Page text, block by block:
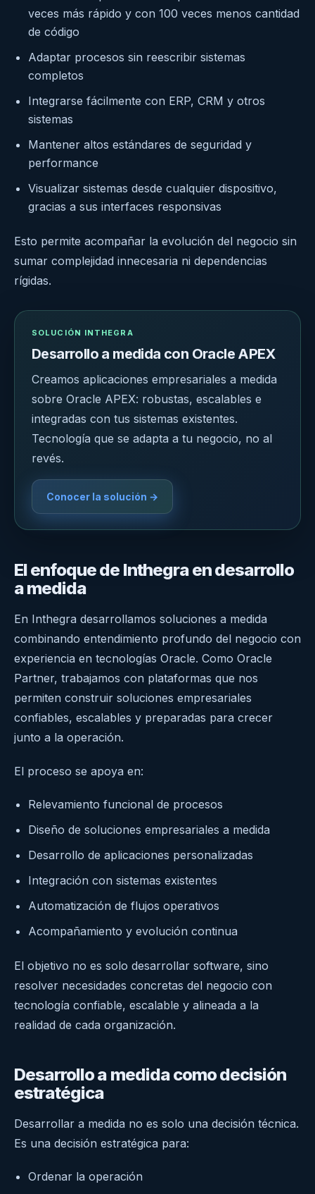
veces más rápido y con 100 veces menos cantidad
de código
Adaptar procesos sin reescribir sistemas
completos
Integrarse fácilmente con ERP, CRM y otros
sistemas
Mantener altos estándares de seguridad y
performance
Visualizar sistemas desde cualquier dispositivo,
gracias a sus interfaces responsivas
Esto permite acompañar la evolución del negocio sin
sumar complejidad innecesaria ni dependencias
rígidas.
SOLUCIÓN INTHEGRA
Desarrollo a medida con Oracle APEX
Creamos aplicaciones empresariales a medida
sobre Oracle APEX: robustas, escalables e
integradas con tus sistemas existentes.
Tecnología que se adapta a tu negocio, no al
revés.
Conocer la solución →
El enfoque de Inthegra en desarrollo
a medida
En Inthegra desarrollamos soluciones a medida
combinando entendimiento profundo del negocio con
experiencia en tecnologías Oracle. Como Oracle
Partner, trabajamos con plataformas que nos
permiten construir soluciones empresariales
confiables, escalables y preparadas para crecer
junto a la operación.
El proceso se apoya en:
Relevamiento funcional de procesos
Diseño de soluciones empresariales a medida
Desarrollo de aplicaciones personalizadas
Integración con sistemas existentes
Automatización de flujos operativos
Acompañamiento y evolución continua
El objetivo no es solo desarrollar software, sino
resolver necesidades concretas del negocio con
tecnología confiable, escalable y alineada a la
realidad de cada organización.
Desarrollo a medida como decisión
estratégica
Desarrollar a medida no es solo una decisión técnica.
Es una decisión estratégica para:
Ordenar la operación